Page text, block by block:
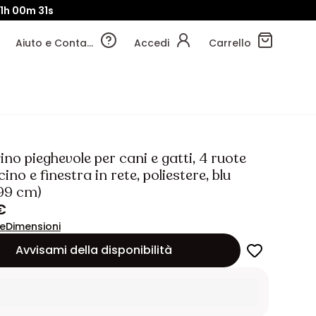
00m 29s
Aiuto e Contatti Accedi Carrello
pieghevole per cani e gatti, 4 ruote
e finestra in rete, poliestere, blu
cm)
Dimensioni
Avvisami della disponibilità